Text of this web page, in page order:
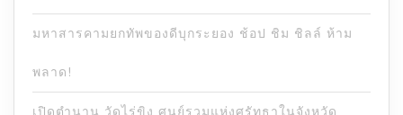
มหาสารคามยกทัพของดีบุกระยอง ช้อป ชิม ชิลล์ ห้าม
พลาด!
เปิดตำนาน วัดไร่ขิง ศูนย์รวมแห่งศรัทธาในจังหวัด